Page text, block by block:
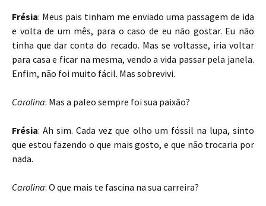
Frésia: Meus pais tinham me enviado uma passagem de ida
e volta de um mês, para o caso de eu não gostar. Eu não
tinha que dar conta do recado. Mas se voltasse, iria voltar
para casa e ficar na mesma, vendo a vida passar pela janela.
Enfim, não foi muito fácil. Mas sobrevivi.
Carolina: Mas a paleo sempre foi sua paixão?
Frésia: Ah sim. Cada vez que olho um fóssil na lupa, sinto
que estou fazendo o que mais gosto, e que não trocaria por
nada.
Carolina: O que mais te fascina na sua carreira?